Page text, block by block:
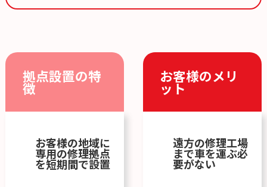
拠点設置の特
徴
お客様の地域に
専用の修理拠点
を短期間で設置
お客様のメリ
ット
遠方の修理工場
まで車を運ぶ必
要がない